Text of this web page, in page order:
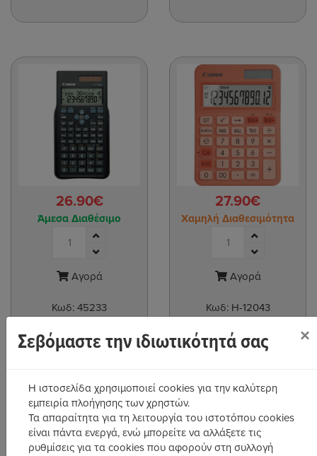
26.90€
Άμεσα Διαθέσιμο
Αγορά
Κωδ: 45233
Scientific Calculator F-715SG
27.90€
Χαμηλή Διαθεσιμότητα
Αγορά
Κωδ: H-12043
Calculator 12 Digits Orange (6819C002AA)
Σεβόμαστε την ιδιωτικότητά σας ×
Η ιστοσελίδα χρησιμοποιεί cookies για την καλύτερη
εμπειρία πλοήγησης των χρηστών.
Τα απαραίτητα για τη λειτουργία του ιστοτόπου cookies
είναι πάντα ενεργά, ενώ μπορείτε να αλλάξετε τις
ρυθμίσεις για τα cookies που αφορούν στη συλλογή